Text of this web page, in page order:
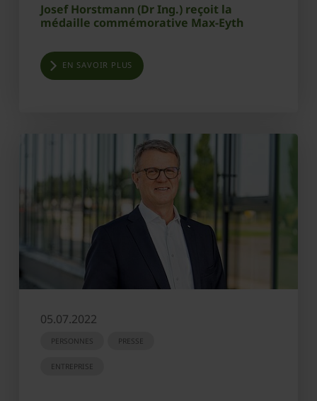
Josef Horstmann (Dr Ing.) reçoit la
médaille commémorative Max-Eyth
EN SAVOIR PLUS
05.07.2022
PERSONNES PRESSE
ENTREPRISE